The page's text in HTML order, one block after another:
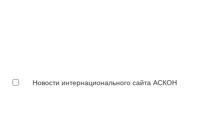
Новости интернационального сайта АСКОН